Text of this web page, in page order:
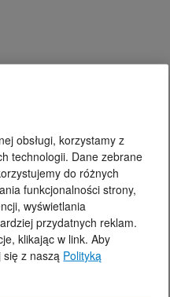
obsługi, korzystamy z
technologii. Dane zebrane
do różnych
funkcjonalności strony,
wyświetlania
przydatnych reklam.
klikając w link. Aby
z naszą Polityką